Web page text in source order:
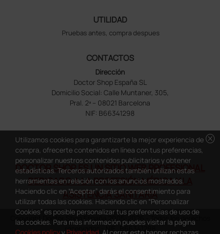
UTILIDAD
Pruebas antes, compra despues
CONTACTOS
Dirección
Doctor Shop España SL
Domicilio Social: Calle Muntaner, 305,
Pral. 2ª – 08021 Barcelona
NIF: B66341298
DOCTOR SHOP ES UN SITIO WEB PROFESIONAL
DEDICADO A LA PROFESIÓN MÉDICA Y LA
ASISTENCIA SANITARIA
Copyright Doctor Shop España 2005-2026 - Todos los derechos
reservados - NIF.: B66341298
cancel
Utilizamos cookies para garantizarte la mejor experiencia de
compra, ofrecerte contenidos en línea con tus preferencias,
personalizar nuestros contenidos publicitarios y obtener
estadísticas. Terceros autorizados también utilizan estas
herramientas en relación con los anuncios mostrados.
Haciendo clic en “Aceptar” darás el consentimiento para
utilizar todas las cookies. Haciendo clic en “Personalizar
Cookies” es posible personalizar tus preferencias de uso de
las cookies. Para más información puedes visitar la página